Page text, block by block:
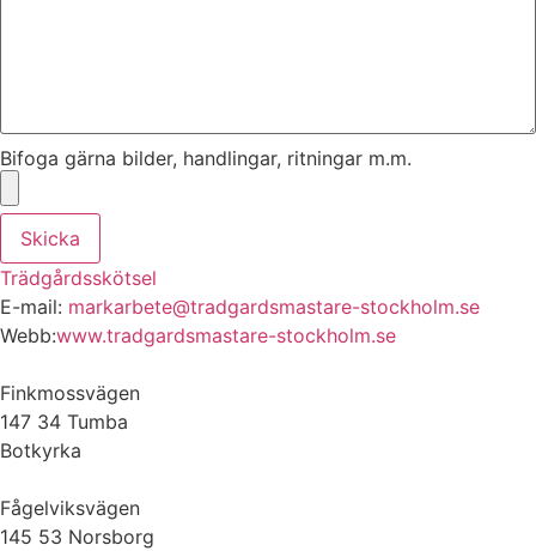
Bifoga gärna bilder, handlingar, ritningar m.m.
Skicka
Trädgårdsskötsel
E-mail: markarbete@tradgardsmastare-stockholm.se
Webb:www.tradgardsmastare-stockholm.se
Finkmossvägen
147 34 Tumba
Botkyrka
Fågelviksvägen
145 53 Norsborg